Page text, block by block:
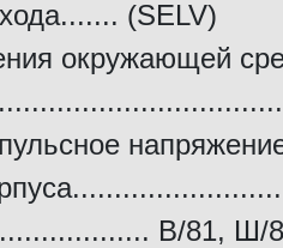
(SELV)
окружающей
В/81, Ш/